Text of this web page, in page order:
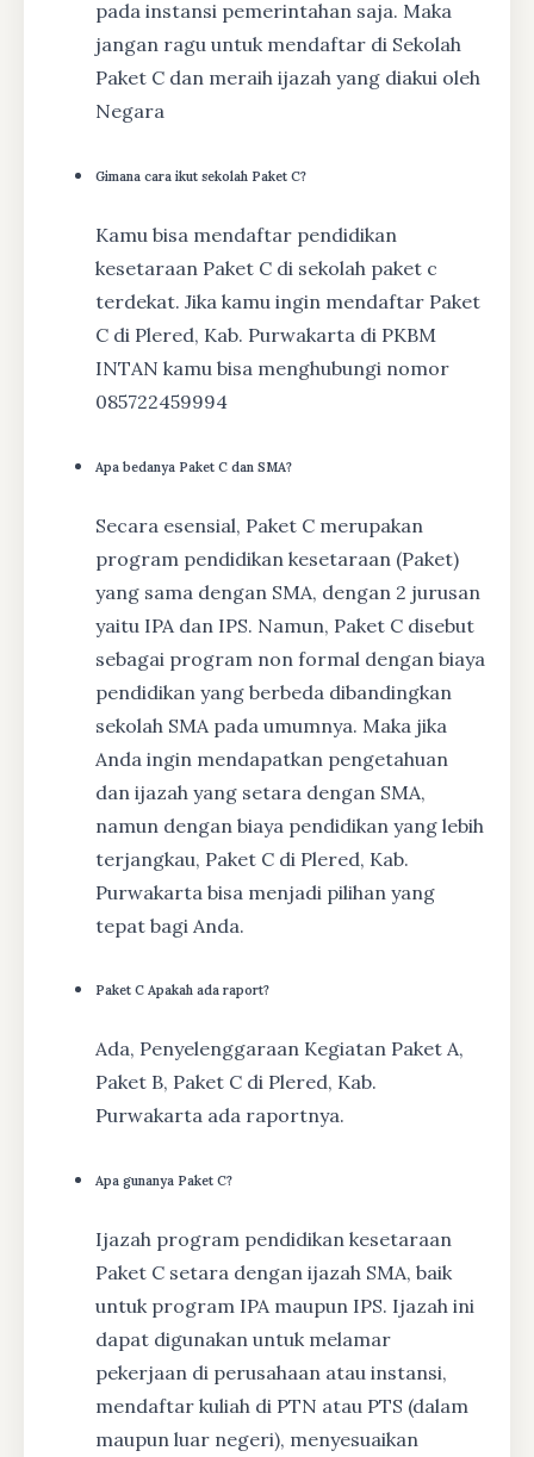
pada instansi pemerintahan saja. Maka
jangan ragu untuk mendaftar di Sekolah
Paket C dan meraih ijazah yang diakui oleh
Negara
Gimana cara ikut sekolah Paket C?
Kamu bisa mendaftar pendidikan
kesetaraan Paket C di sekolah paket c
terdekat. Jika kamu ingin mendaftar Paket
C di Plered, Kab. Purwakarta di PKBM
INTAN kamu bisa menghubungi nomor
085722459994
Apa bedanya Paket C dan SMA?
Secara esensial, Paket C merupakan
program pendidikan kesetaraan (Paket)
yang sama dengan SMA, dengan 2 jurusan
yaitu IPA dan IPS. Namun, Paket C disebut
sebagai program non formal dengan biaya
pendidikan yang berbeda dibandingkan
sekolah SMA pada umumnya. Maka jika
Anda ingin mendapatkan pengetahuan
dan ijazah yang setara dengan SMA,
namun dengan biaya pendidikan yang lebih
terjangkau, Paket C di Plered, Kab.
Purwakarta bisa menjadi pilihan yang
tepat bagi Anda.
Paket C Apakah ada raport?
Ada, Penyelenggaraan Kegiatan Paket A,
Paket B, Paket C di Plered, Kab.
Purwakarta ada raportnya.
Apa gunanya Paket C?
Ijazah program pendidikan kesetaraan
Paket C setara dengan ijazah SMA, baik
untuk program IPA maupun IPS. Ijazah ini
dapat digunakan untuk melamar
pekerjaan di perusahaan atau instansi,
mendaftar kuliah di PTN atau PTS (dalam
maupun luar negeri), menyesuaikan